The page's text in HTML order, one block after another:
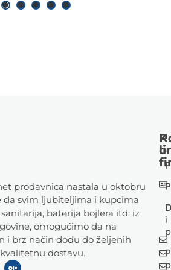
prodavnica nastala u oktobru
da svim ljubiteljima i kupcima
baterija bojlera itd. iz
omogućimo da na
i brz način dođu do željenih
dostavu.
i
o